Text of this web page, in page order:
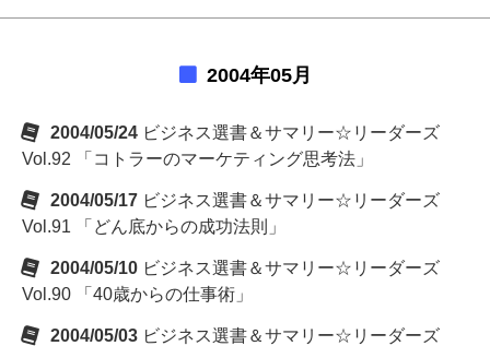
2004年05月
2004/05/24 ビジネス選書＆サマリー☆リーダーズ
Vol.92 「コトラーのマーケティング思考法」
2004/05/17 ビジネス選書＆サマリー☆リーダーズ
Vol.91 「どん底からの成功法則」
2004/05/10 ビジネス選書＆サマリー☆リーダーズ
Vol.90 「40歳からの仕事術」
2004/05/03 ビジネス選書＆サマリー☆リーダーズ